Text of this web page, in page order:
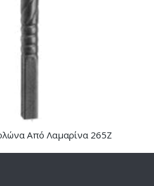
Από Λαμαρίνα 265Ζ